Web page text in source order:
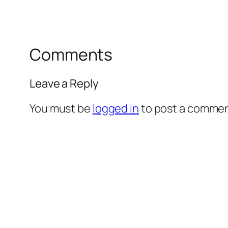
Comments
Leave a Reply
You must be logged into post a